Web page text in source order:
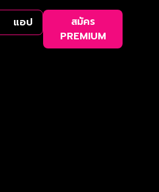
แอป
สมัคร
PREMIUM